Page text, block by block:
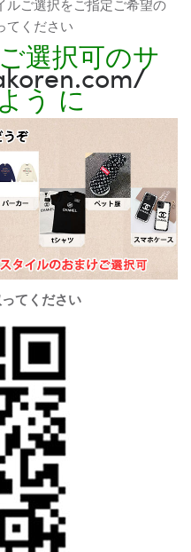
ルご選択をご指定ご希望の
てください
選択可のサ
う に
てください